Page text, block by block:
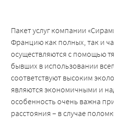
Пакет услуг компании
Францию как полных, так и
осуществляются с помощью
бывших в использовании
соответствуют высоким
являются экономичными и
особенность очень важна
расстояния – в случае